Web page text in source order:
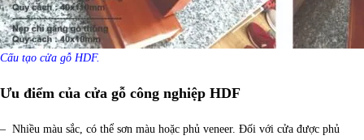
Cấu tạo cửa gỗ HDF.
Ưu điểm của cửa gỗ công nghiệp HDF
– Nhiều màu sắc, có thể sơn màu hoặc phủ veneer. Đối với cửa được phủ